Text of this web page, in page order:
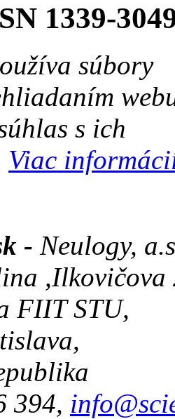
1339-
súbory
s ich
Viac
- Neulogy,
,Ilkovičova
FIIT STU,
394,